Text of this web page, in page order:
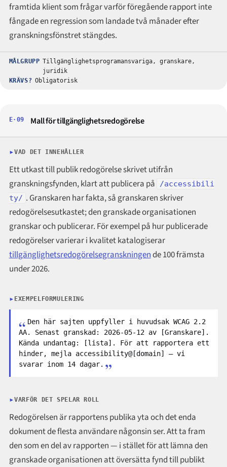
framtida klient som frågar varför föregående rapport inte
fångade en regression som landade två månader efter
granskningsfönstret stängdes.
MÅLGRUPP Tillgänglighetsprogramansvariga, granskare,
juridik
KRÄVS? Obligatorisk
E·09 Mall för tillgänglighetsredogörelse
VAD DET INNEHÅLLER
Ett utkast till publik redogörelse skrivet utifrån
granskningsfynden, klart att publicera på
/accessibili
ty/ . Granskaren har fakta, så granskaren skriver
redogörelsesutkastet; den granskade organisationen
granskar och publicerar. För exempel på hur publicerade
redogörelser varierar i kvalitet katalogiserar
tillgänglighetsredogörelsegranskningende 100 främsta
under 2026.
EXEMPELFORMULERING
Den här sajten uppfyller i huvudsak WCAG 2.2
AA. Senast granskad: 2026-05-12 av [Granskare].
Kända undantag: [lista]. För att rapportera ett
hinder, mejla accessibility@[domain] — vi
svarar inom 14 dagar.
VARFÖR DET SPELAR ROLL
Redogörelsen är rapportens publika yta och det enda
dokument de flesta användare någonsin ser. Att ta fram
den som en del av rapporten — i stället för att lämna den
granskade organisationen att översätta fynd till publikt